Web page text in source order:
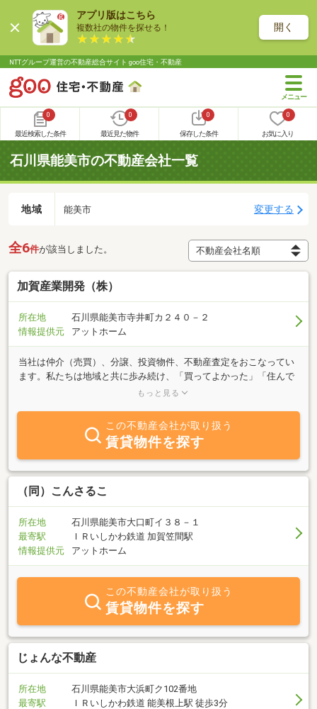
アプリ版はこちら
複数社の物件を探せる！ 開く
NTTグループ運営の不動産総合サイト goo住宅・不動産
0
最近検索した条件
0
最近見た物件
0
保存した条件
0
お気に入り
石川県能美市の不動産会社一覧
地域 能美市 変更する
全6件が該当しました。
加賀産業開発（株）
所在地
石川県能美市寺井町カ２４０－２
情報提供元
アットホーム
当社は仲介（売買）、分譲、投資物件、不動産査定をおこなってい
ます。私たちは地域と共に歩み続け、「買ってよかった」「住んで
よかった」とお客様にご満足いただけるような住みよい街づくりを
もっと見る
この不動産会社が取り扱う
賃貸物件を探す
（同）こんさるこ
所在地
石川県能美市大口町イ３８－１
最寄駅
ＩＲいしかわ鉄道 加賀笠間駅
情報提供元
アットホーム
この不動産会社が取り扱う
賃貸物件を探す
じょんな不動産
所在地
石川県能美市大浜町ク102番地
最寄駅
ＩＲいしかわ鉄道 能美根上駅 徒歩3分